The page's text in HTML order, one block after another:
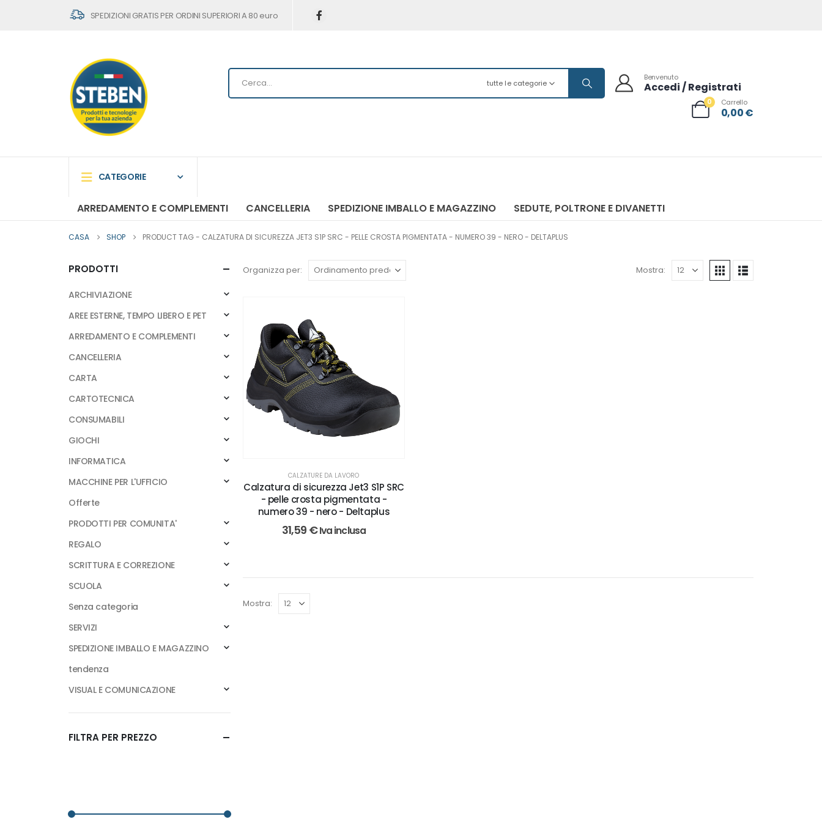
SPEDIZIONI GRATIS PER ORDINI SUPERIORI A 80 euro
tutte le categorie
Benvenuto
Accedi / Registrati
0 Carrello
0,00€
CATEGORIE
ARREDAMENTO E COMPLEMENTI CANCELLERIA SPEDIZIONE IMBALLO E MAGAZZINO SEDUTE, POLTRONE E DIVANETTI
CASA SHOP PRODUCT TAG - CALZATURA DI SICUREZZA JET3 S1P SRC - PELLE CROSTA PIGMENTATA - NUMERO 39 - NERO - DELTAPLUS
Organizza per: Mostra:
CALZATURE DA LAVORO
Calzatura di sicurezza Jet3 S1P SRC
- pelle crosta pigmentata -
numero 39 - nero - Deltaplus
31,59 €Iva inclusa
Mostra:
PRODOTTI
ARCHIVIAZIONE
AREE ESTERNE, TEMPO LIBERO E PET
ARREDAMENTO E COMPLEMENTI
CANCELLERIA
CARTA
CARTOTECNICA
CONSUMABILI
GIOCHI
INFORMATICA
MACCHINE PER L'UFFICIO
Offerte
PRODOTTI PER COMUNITA'
REGALO
SCRITTURA E CORREZIONE
SCUOLA
Senza categoria
SERVIZI
SPEDIZIONE IMBALLO E MAGAZZINO
tendenza
VISUAL E COMUNICAZIONE
FILTRA PER PREZZO